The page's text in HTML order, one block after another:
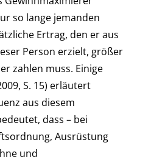
so lange jemanden
Ertrag, den er aus
Person erzielt, größer
zahlen muss. Einige
S. 15) erläutert
aus diesem
dass – bei
Ausrüstung
und